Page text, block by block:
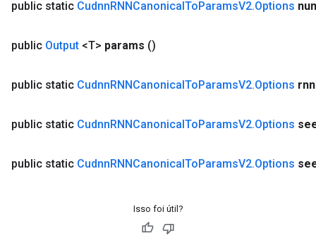
public static CudnnRNNCanonicalToParamsV2.Options
public Output <T> params ()
public static CudnnRNNCanonicalToParamsV2.Options rnn
public static CudnnRNNCanonicalToParamsV2.Options
public static CudnnRNNCanonicalToParamsV2.Options
Isso foi útil?